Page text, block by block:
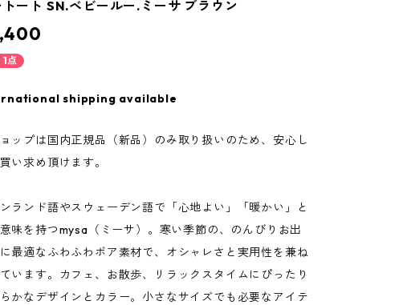
トート SN.ベビールー.ミーサ ブラウン
点
shipping available
ップは国内正規品（新品）のみ取り扱いのため、安心し
い求め頂けます。
ランド語やスウェーデン語で「心地よい」「暖かい」と
味を持つmysa（ミーサ）。寒い季節の、のんびりお出
最適なふわふわボア素材で、オシャレさと実用性を兼ね
います。カフェ、お散歩、リラックスタイムにぴったり
かなデザインとカラー。小さなサイズでも必要なアイテ